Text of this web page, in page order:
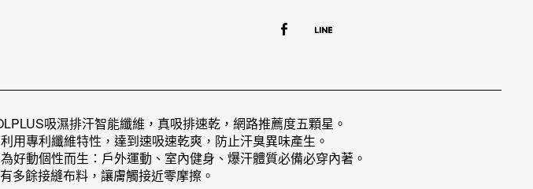
吸濕排汗智能纖維，真吸排速乾，網路推薦度五顆星。
用專利纖維特性，達到速吸速乾爽，防止汗臭異味產生。
好動個性而生：戶外運動、室內健身、爆汗體質必備必穿內著。
多餘接縫布料，讓膚觸接近零摩擦。